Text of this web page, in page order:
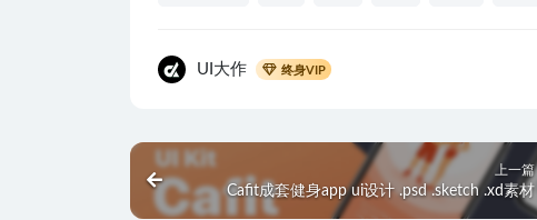
UI大作 终身VIP
上一篇
Cafit成套健身app ui设计 .psd .sketch .xd素材